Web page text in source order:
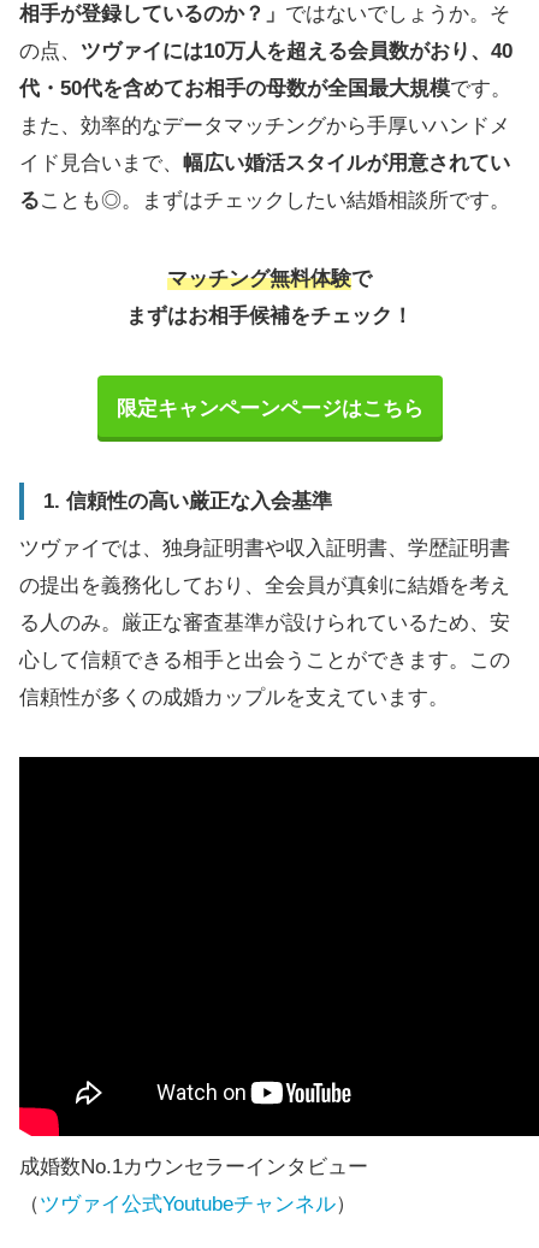
ブライダル情報センター 大分サロン
大分県の地域密着型結婚相談所一覧（その
他）
Link（リンク）
マリッジ エージェンシー
マリーズケイ
大分県の結婚相談所を活用して婚活を成功さ
せよう
相手が登録しているのか？」 ではないでしょうか。そ
の点、 ツヴァイには10万人を超える会員数がおり、40
代・50代を含めてお相手の母数が全国最大規模です。
また、効率的なデータマッチングから手厚いハンドメ
イド見合いまで、 幅広い婚活スタイルが用意されてい
ることも◎。まずはチェックしたい結婚相談所です。
マッチング無料体験で
まずはお相手候補をチェック！
限定キャンペーンページはこちら
1. 信頼性の高い厳正な入会基準
ツヴァイでは、独身証明書や収入証明書、学歴証明書
の提出を義務化しており、全会員が真剣に結婚を考え
る人のみ。厳正な審査基準が設けられているため、安
心して信頼できる相手と出会うことができます。この
信頼性が多くの成婚カップルを支えています。
成婚数No.1カウンセラーインタビュー
（ツヴァイ公式Youtubeチャンネル）